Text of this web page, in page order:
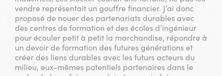
vendre représentait un gouffre financier. J’ai donc
proposé de nouer des partenariats durables avec
des centres de formation et des écoles d’ingénieur
pour écouler petit à petit la marchandise, répondre à
un devoir de formation des futures générations et
créer des liens durables avec les futurs acteurs du
milieu, eux-mêmes potentiels partenaires dans le